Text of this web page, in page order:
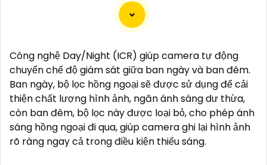
"Camera wifi thân ngoài trời góc rộng với hình ảnh
chất lượng sắc nét mang đến sự an ninh tối đa cho
quan sát toàn bộ không gian xung quanh, camera
này giúp bạn giám sát hiệu quả mọi hoạt động từ xa.
Hệ thống kết nối wifi tiện lợi cho phép bạn theo dõi
mọi thay đổi một cách dễ dàng thông qua điện thoại
di động hoặc máy tính. với góc quay rộng, camera
giúp bạn không bỏ sót bất kỳ chi tiết nào trong tầm
quan sát. Sản phẩm được thiết kế chắc chắn và
Công nghệ Day/Night (ICR) giúp camera tự động
chuyển chế độ giám sát giữa ban ngày và ban đêm.
Ban ngày, bộ lọc hồng ngoại sẽ được sử dụng để cải
thiện chất lượng hình ảnh, ngăn ánh sáng dư thừa,
còn ban đêm, bộ lọc này được loại bỏ, cho phép ánh
sáng hồng ngoại đi qua, giúp camera ghi lại hình ảnh
rõ ràng ngay cả trong điều kiện thiếu sáng.